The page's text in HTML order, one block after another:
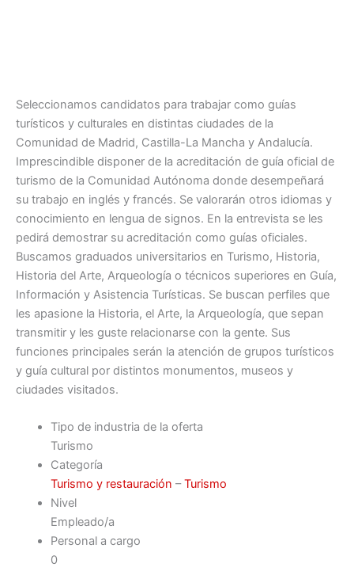
Seleccionamos candidatos para trabajar como guías
turísticos y culturales en distintas ciudades de la
Comunidad de Madrid, Castilla-La Mancha y Andalucía.
Imprescindible disponer de la acreditación de guía oficial de
turismo de la Comunidad Autónoma donde desempeñará
su trabajo en inglés y francés. Se valorarán otros idiomas y
conocimiento en lengua de signos. En la entrevista se les
pedirá demostrar su acreditación como guías oficiales.
Buscamos graduados universitarios en Turismo, Historia,
Historia del Arte, Arqueología o técnicos superiores en Guía,
Información y Asistencia Turísticas. Se buscan perfiles que
les apasione la Historia, el Arte, la Arqueología, que sepan
transmitir y les guste relacionarse con la gente. Sus
funciones principales serán la atención de grupos turísticos
y guía cultural por distintos monumentos, museos y
ciudades visitados.
Tipo de industria de la oferta
Turismo
Categoría
Turismo y restauración –Turismo
Nivel
Empleado/a
Personal a cargo
0